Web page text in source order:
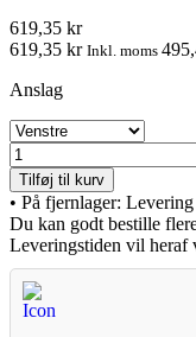
619,35 kr
619,35 kr Inkl. moms
Anslag
Tilføj til kurv
• På fjernlager:
Du kan godt bestille
Leveringstiden vil heraf